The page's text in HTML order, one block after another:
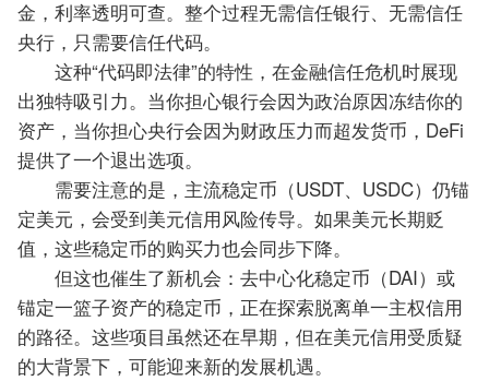
金，利率透明可查。整个过程无需信任银行、无需信任
央行，只需要信任代码。
这种“代码即法律”的特性，在金融信任危机时展现
出独特吸引力。当你担心银行会因为政治原因冻结你的
资产，当你担心央行会因为财政压力而超发货币，DeFi
提供了一个退出选项。
需要注意的是，主流稳定币（USDT、USDC）仍锚
定美元，会受到美元信用风险传导。如果美元长期贬
值，这些稳定币的购买力也会同步下降。
但这也催生了新机会： 去中心化稳定币（DAI）或
锚定一篮子资产的稳定币，正在探索脱离单一主权信用
的路径。 这些项目虽然还在早期，但在美元信用受质疑
的大背景下，可能迎来新的发展机遇。